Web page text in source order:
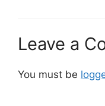
Leave a
You must be